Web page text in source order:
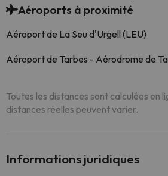
Aéroports à proximité
Aéroport de La Seu d'Urgell (LEU)
Aéroport de Tarbes - Aérodrome de
Toutes les distances sont calculées en
distances réelles peuvent varier.
Informations juridiques